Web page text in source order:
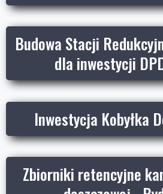
Budowa Stacji
dla inwestycji
Inwestycja Kobyłka
Zbiorniki retencyjne